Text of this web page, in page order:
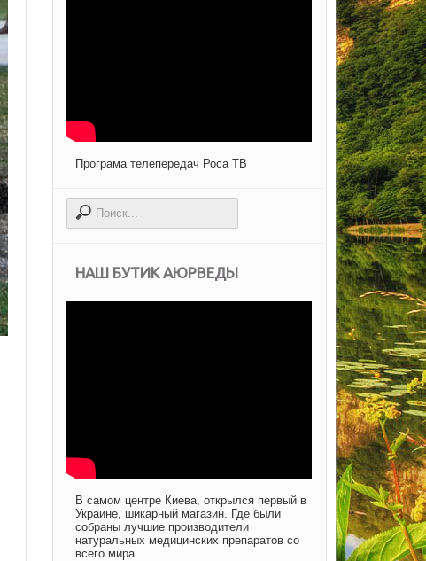
Програма телепередач Роса ТВ
НАШ БУТИК АЮРВЕДЫ
В самом центре Киева, открылся первый в
Украине, шикарный магазин. Где были
собраны лучшие производители
натуральных медицинских препаратов со
всего мира.